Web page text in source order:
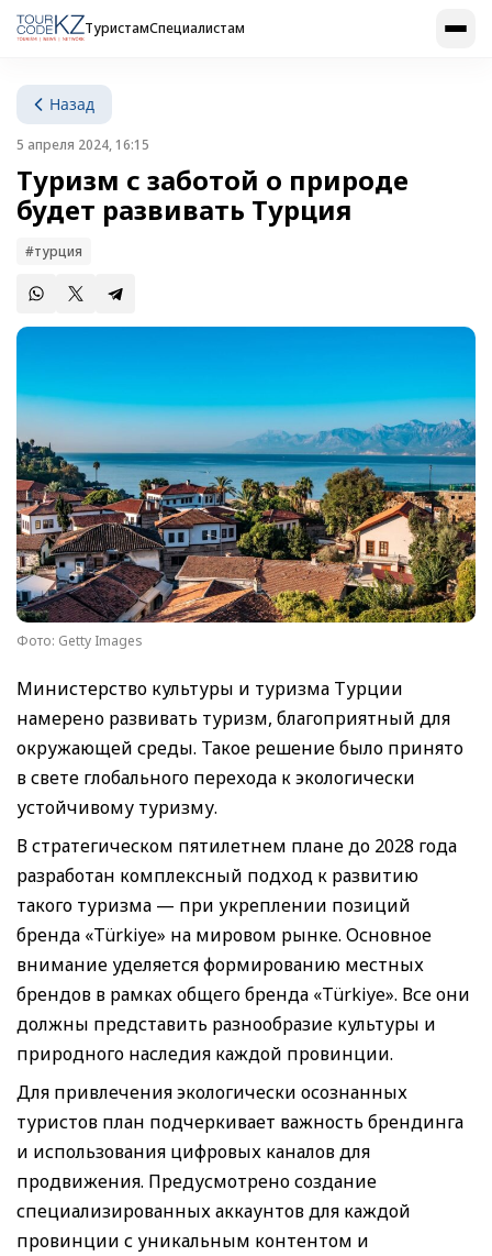
ТуристамСпециалистам
Назад
5 апреля 2024, 16:15
Туризм с заботой о природе
будет развивать Турция
#турция
Фото: Getty Images
Министерство культуры и туризма Турции
намерено развивать туризм, благоприятный для
окружающей среды. Такое решение было принято
в свете глобального перехода к экологически
устойчивому туризму.
В стратегическом пятилетнем плане до 2028 года
разработан комплексный подход к развитию
такого туризма — при укреплении позиций
бренда «Türkiye» на мировом рынке. Основное
внимание уделяется формированию местных
брендов в рамках общего бренда «Türkiye». Все они
должны представить разнообразие культуры и
природного наследия каждой провинции.
Для привлечения экологически осознанных
туристов план подчеркивает важность брендинга
и использования цифровых каналов для
продвижения. Предусмотрено создание
специализированных аккаунтов для каждой
провинции с уникальным контентом и